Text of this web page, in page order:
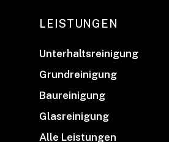
LEISTUNGEN
Unterhaltsreinigung
Grundreinigung
Baureinigung
Glasreinigung
Alle Leistungen